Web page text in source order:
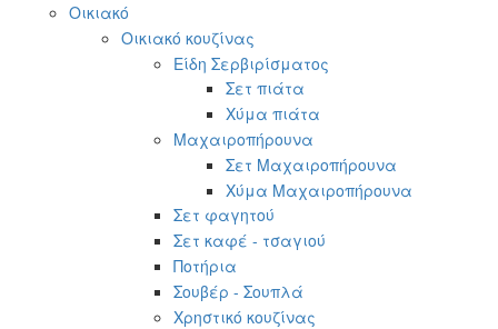
Οικιακό
Οικιακό κουζίνας
Είδη Σερβιρίσματος
Σετ πιάτα
Χύμα πιάτα
Μαχαιροπήρουνα
Σετ Μαχαιροπήρουνα
Χύμα Μαχαιροπήρουνα
Σετ φαγητού
Σετ καφέ - τσαγιού
Ποτήρια
Σουβέρ - Σουπλά
Χρηστικό κουζίνας